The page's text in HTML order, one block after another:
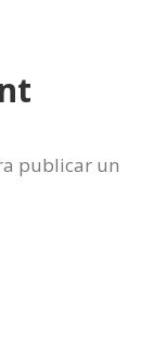
publicar un